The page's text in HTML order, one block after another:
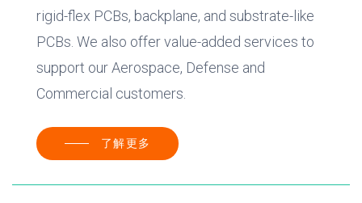
rigid-flex PCBs, backplane, and substrate-like
PCBs. We also offer value-added services to
support our Aerospace, Defense and
Commercial customers.
了解更多